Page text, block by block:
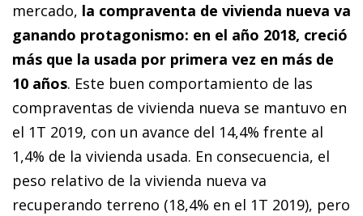
mercado, la compraventa de vivienda nueva va
ganando protagonismo: en el año 2018, creció
más que la usada por primera vez en más de
10 años. Este buen comportamiento de las
compraventas de vivienda nueva se mantuvo en
el 1T 2019, con un avance del 14,4% frente al
1,4% de la vivienda usada. En consecuencia, el
peso relativo de la vivienda nueva va
recuperando terreno (18,4% en el 1T 2019), pero